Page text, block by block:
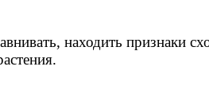
находить признаки